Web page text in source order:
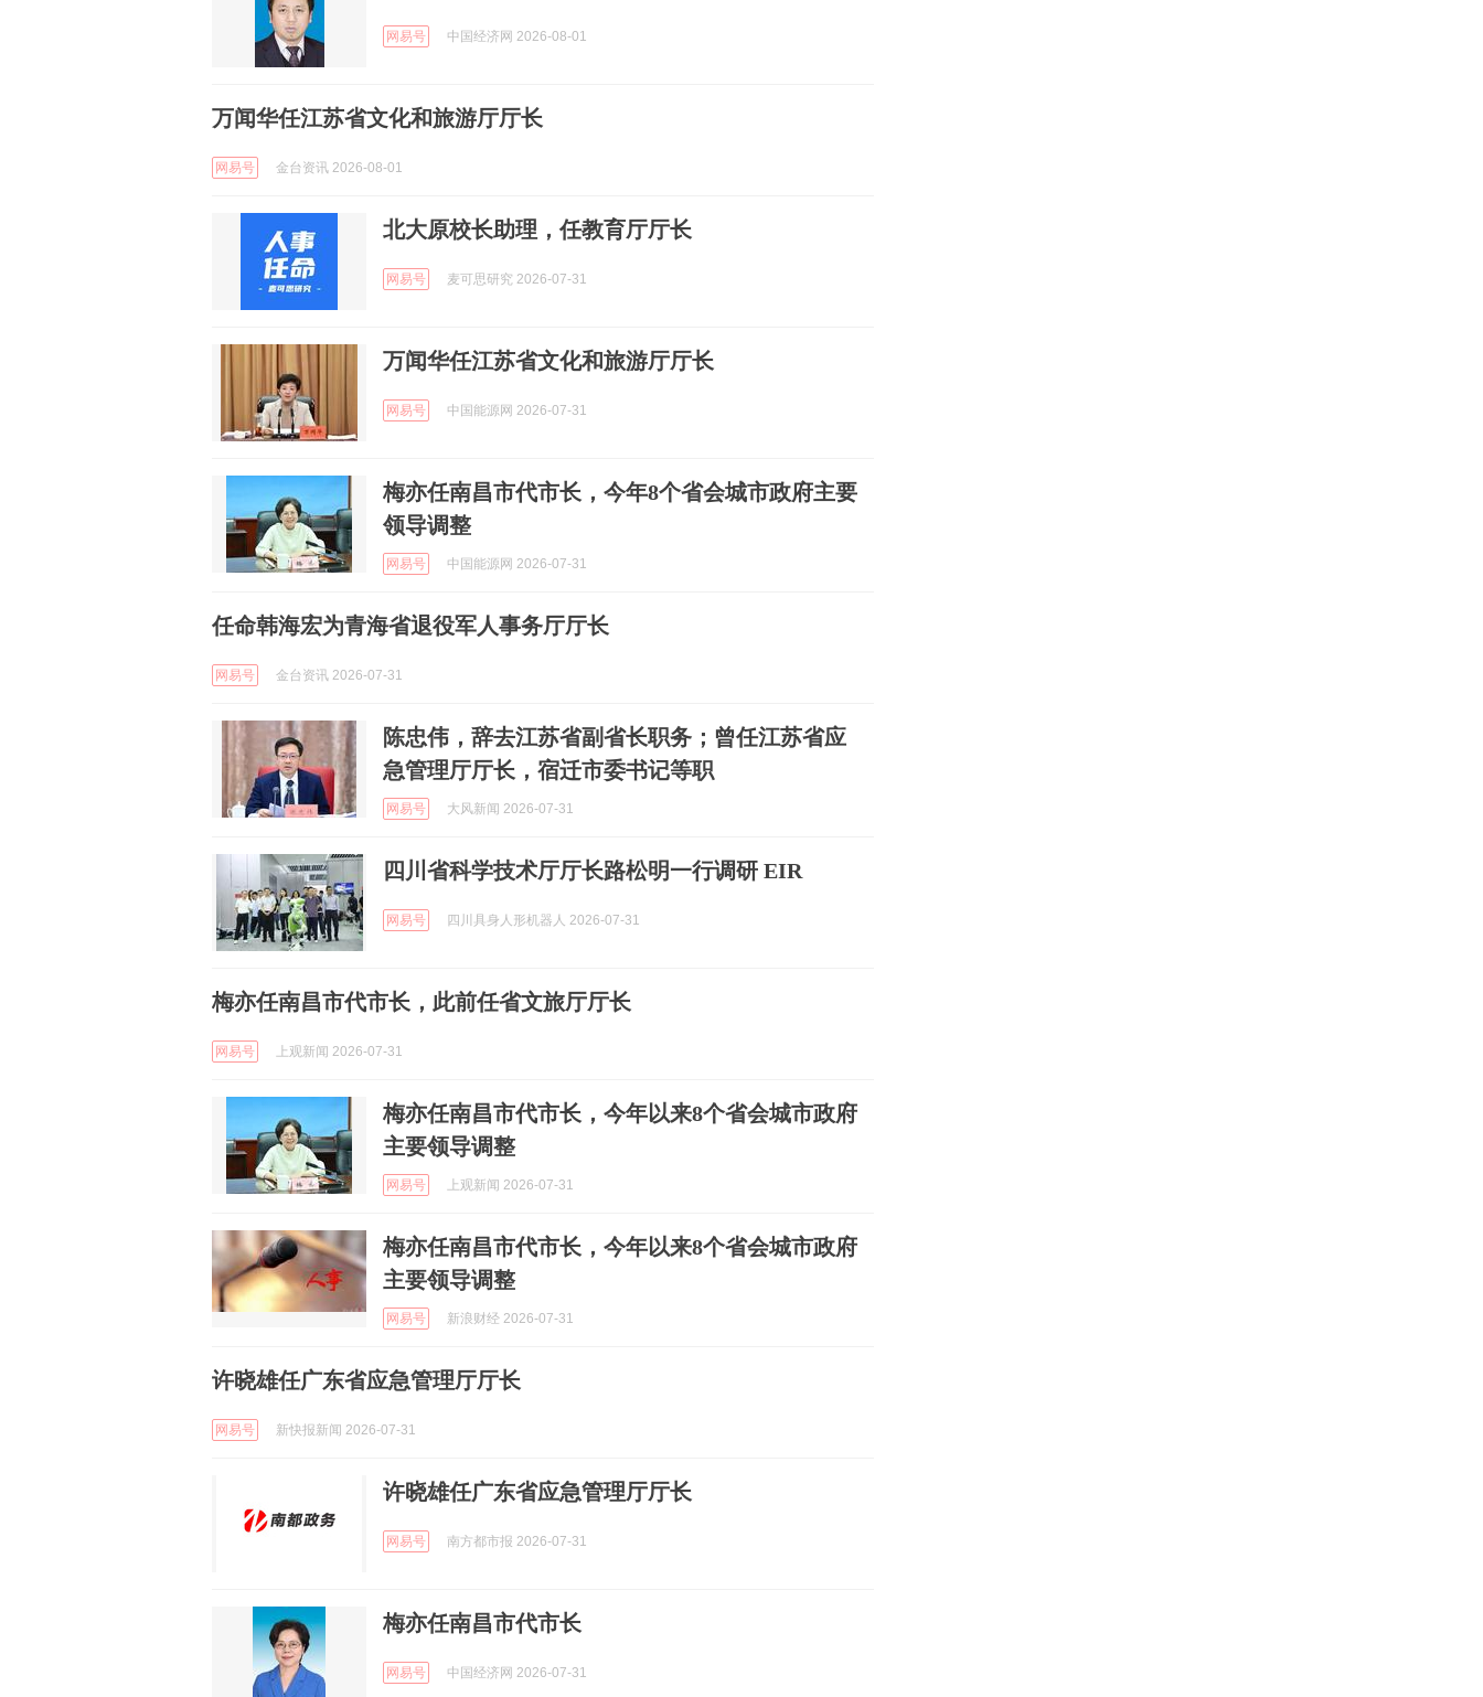
网易号 中国经济网 2026-08-01
万闻华任江苏省文化和旅游厅厅长
网易号 金台资讯 2026-08-01
北大原校长助理，任教育厅厅长
网易号 麦可思研究 2026-07-31
万闻华任江苏省文化和旅游厅厅长
网易号 中国能源网 2026-07-31
梅亦任南昌市代市长，今年8个省会城市政府主要
领导调整
网易号 中国能源网 2026-07-31
任命韩海宏为青海省退役军人事务厅厅长
网易号 金台资讯 2026-07-31
陈忠伟，辞去江苏省副省长职务；曾任江苏省应
急管理厅厅长，宿迁市委书记等职
网易号 大风新闻 2026-07-31
四川省科学技术厅厅长路松明一行调研 EIR
网易号 四川具身人形机器人 2026-07-31
梅亦任南昌市代市长，此前任省文旅厅厅长
网易号 上观新闻 2026-07-31
梅亦任南昌市代市长，今年以来8个省会城市政府
主要领导调整
网易号 上观新闻 2026-07-31
梅亦任南昌市代市长，今年以来8个省会城市政府
主要领导调整
网易号 新浪财经 2026-07-31
许晓雄任广东省应急管理厅厅长
网易号 新快报新闻 2026-07-31
许晓雄任广东省应急管理厅厅长
网易号 南方都市报 2026-07-31
梅亦任南昌市代市长
网易号 中国经济网 2026-07-31